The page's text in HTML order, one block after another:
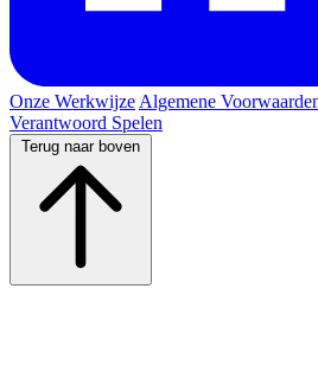
Onze Werkwijze Algemene
Verantwoord Spelen
Terug naar boven